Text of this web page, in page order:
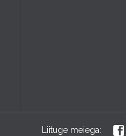
Liituge meiega: 